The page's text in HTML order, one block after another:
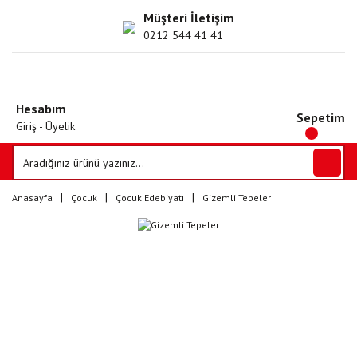
Müşteri İletişim
0212 544 41 41
Hesabım
Giriş - Üyelik
Sepetim
Anasayfa Çocuk Çocuk Edebiyatı Gizemli Tepeler